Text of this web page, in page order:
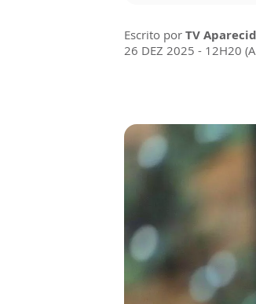
Escrito por TV
26 DEZ 2025 - 12H20